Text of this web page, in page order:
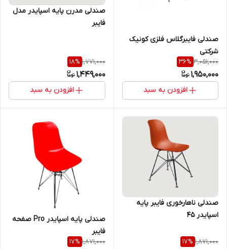
صندلی فایبرگلاس فلزی کونیک
شرکتی
3,051,000
36%
1,950,000
افزودن به سبد
صندلی مدرن پایه اسپایدر مدل
فایبر
1,771,000
18%
1,449,000
افزودن به سبد
صندلی ناهارخوری فایبر پایه
اسپایدر ۴۵
1,871,000
17%
صندلی پایه اسپایدر Pro صفحه
فایبر
1,871,000
17%